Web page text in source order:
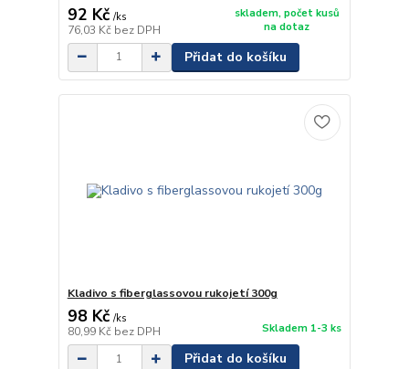
92 Kč /ks
76,03 Kč bez DPH
skladem, počet kusů
na dotaz
Přidat do košíku
Kladivo s fiberglassovou rukojetí 300g
98 Kč /ks
80,99 Kč bez DPH Skladem 1-3 ks
Přidat do košíku